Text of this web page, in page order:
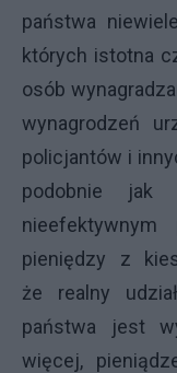
państwa
których istotna
osób
wynagrodzeń
policjantów i
podobnie
nieefektywnym
pieniędzy z
że realny
państwa jest
więcej,